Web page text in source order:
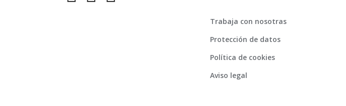
Trabaja con nosotras
Protección de datos
Política de cookies
Aviso legal